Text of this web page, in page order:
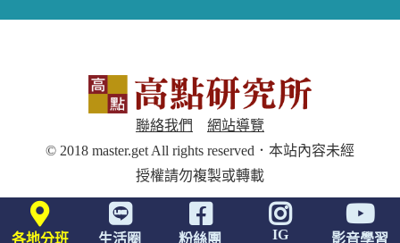
各地分班 生活圈 粉絲團 IG 影音學習
聯絡我們
網站導覽
© 2018 master.get All rights reserved．本站內容未經
授權請勿複製或轉載